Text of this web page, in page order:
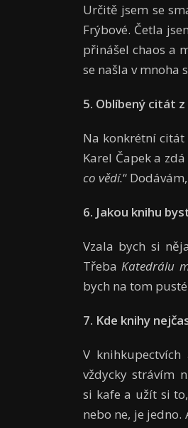
Určitě jsem se
Frýbové. Četla
přinášel chaos a
se našla v mnoha
5. Oblíbený citát z
Na konkrétní
Karel Čapek a
co vědí.“
6. Jakou knihu
Vzala bych si
Třeba Katedrálu
bych na tom
7. Kde knihy
V
vždycky strávím
si kafe a užít si
nebo ne, je